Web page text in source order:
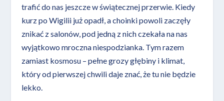
trafić do nas jeszcze w świątecznej przerwie. Kiedy
kurz po Wigilii już opadł, a choinki powoli zaczęły
znikać z salonów, pod jedną z nich czekała na nas
wyjątkowo mroczna niespodzianka. Tym razem
zamiast kosmosu – pełne grozy głębiny i klimat,
który od pierwszej chwili daje znać, że tu nie będzie
lekko.